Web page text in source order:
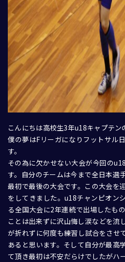
こんにちは高校生3年u18キャプテン
僕の夢はFリーガになりフットサル
す。
その為に欠かせない大会が今回の
す。自分のチームは今まで全日本選
最初で最後の大会です。この大会を
をしてきました。u18チャンピオン
る全国大会に2年連続で出場したも
ことは出来ずに沢山悔し涙などを流
が折れずに何度も練習し試合をさせ
あると思います。そして自分が最高
て頂き最初は不安だらけでしたがハ